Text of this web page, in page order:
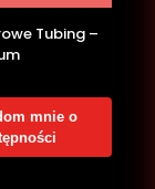
Tubing –
mnie o